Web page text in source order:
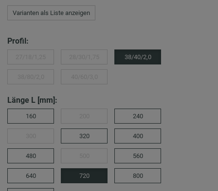
Varianten als Liste anzeigen
Profil:
38/40/2,0
Länge L [mm]:
160 240
320 400
480 560
640 720 800